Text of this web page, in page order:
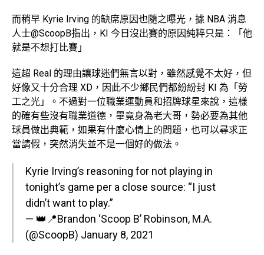
而稍早 Kyrie Irving 的缺席原因也隨之曝光，據 NBA 消息
人士@ScoopB指出，KI 今日沒出賽的原因純粹只是：「他
就是不想打比賽」
這超 Real 的理由讓球迷們無言以對，雖然感覺不太好，但
好像又十分合理 XD，因此不少鄉民們都紛紛封 KI 為「勞
工之光」。不過對一位職業運動員和招牌球星來說，這樣
的確有些沒有職業道德，畢竟身為老大哥，勢必要為其他
球員做出典範，如果有什麼心情上的問題，也可以尋求正
當請假，突然消失並不是一個好的做法。
Kyrie Irving’s reasoning for not playing in
tonight’s game per a close source: “I just
didn’t want to play.”
— 👑📍Brandon ‘Scoop B’ Robinson, M.A.
(@ScoopB) January 8, 2021